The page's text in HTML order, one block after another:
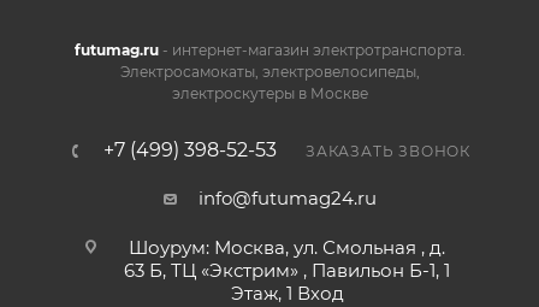
futumag.ru- интернет-магазин электротранспорта.
Электросамокаты, электровелосипеды,
электроскутеры в Москве
+7 (499) 398-52-53 ЗАКАЗАТЬ ЗВОНОК
info@futumag24.ru
Шоурум: Москва, ул. Смольная , д.
63 Б, ТЦ «Экстрим» , Павильон Б-1, 1
Этаж, 1 Вход